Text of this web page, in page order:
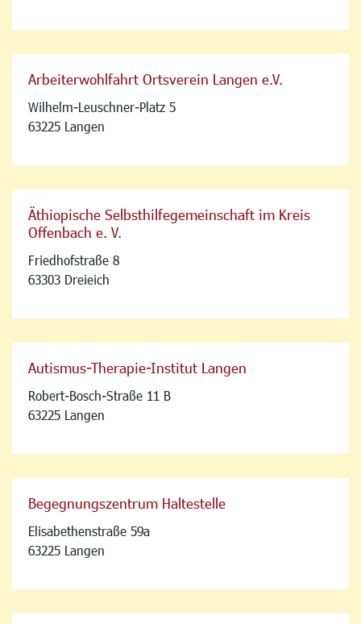
Arbeiterwohlfahrt Ortsverein Langen e.V.
Wilhelm-Leuschner-Platz 5
63225 Langen
Äthiopische Selbsthilfegemeinschaft im Kreis
Offenbach e. V.
Friedhofstraße 8
63303 Dreieich
Autismus-Therapie-Institut Langen
Robert-Bosch-Straße 11 B
63225 Langen
Begegnungszentrum Haltestelle
Elisabethenstraße 59a
63225 Langen